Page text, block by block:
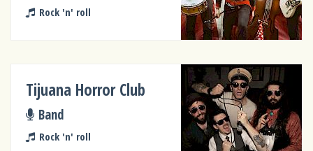
Rock 'n' roll
Tijuana Horror Club
Band
Rock 'n' roll